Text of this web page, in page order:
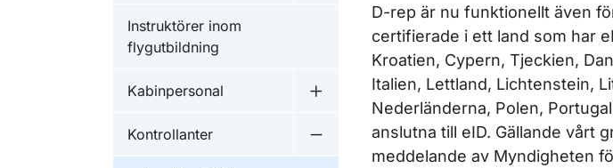
Instruktörer inom
flygutbildning
Kabinpersonal
Undermeny för Kabinpersonal
Kontrollanter
Undermeny för Kontrollanter
D-rep är nu funktionellt även
certifierade i ett land som har
Kroatien, Cypern, Tjeckien,
Italien, Lettland, Lichtenstein,
Nederländerna, Polen,
anslutna till eID. Gällande vårt
meddelande av Myndigheten